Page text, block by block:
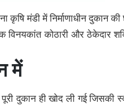
मंडी में निर्माणाधीन दुकान
कोठारी और ठेकेदार
में
दुकान ही खोद ली गई जिसकी